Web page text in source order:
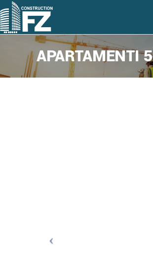
APARTAMENTI 5